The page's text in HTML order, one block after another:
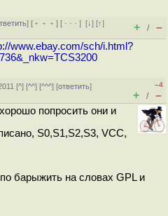
] [ ﹢﹢﹢] [ · · ·][↓] [↑]
+ / –
www.ebay.com/sch/i.html?
[^] [^^] [^^^] [ответить]
–4
+ / –
попросить они и
S0,S1,S2,S3, VCC,
барыжить на словах GPL и